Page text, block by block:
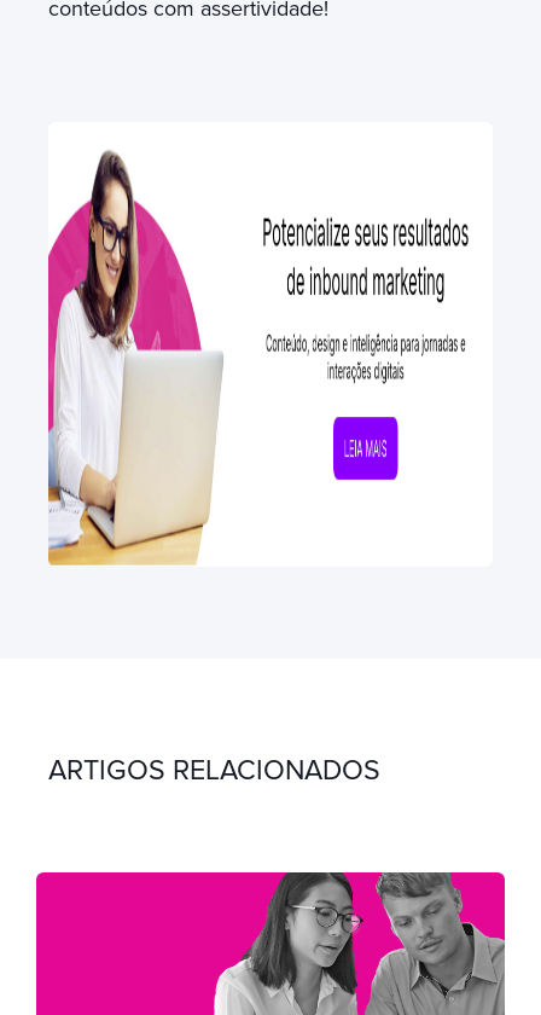
conteúdos com assertividade!
ARTIGOS RELACIONADOS